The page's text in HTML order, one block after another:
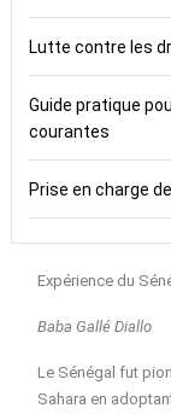
Lutte contre les
Guide pratique
courantes
Prise en charge
Expérience du
Baba Gallé Diallo
Le Sénégal fut
Sahara en